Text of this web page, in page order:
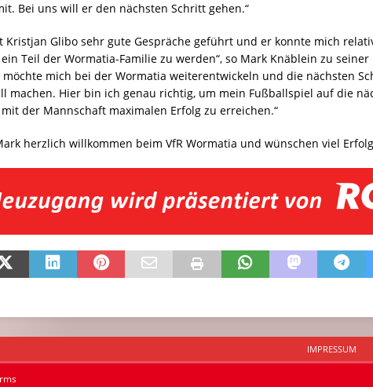
Bei uns will er den nächsten Schritt gehen.“
Kristjan Glibo sehr gute Gespräche geführt und er konnte mich
Teil der Wormatia-Familie zu werden“, so Mark Knäblein zu
möchte mich bei der Wormatia weiterentwickeln und die nächsten
machen. Hier bin ich genau richtig, um mein Fußballspiel auf die
der Mannschaft maximalen Erfolg zu erreichen.“
herzlich willkommen beim VfR Wormatia und wünschen viel
IMPRESSUM